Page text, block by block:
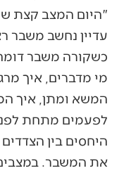
"היום המצב קצת
עדיין נחשב משבר
כשקורה משבר
מי מדברים, איך
המשא ומתן, איך
לפעמים מתחת
היחסים בין
את המשבר. במצבים